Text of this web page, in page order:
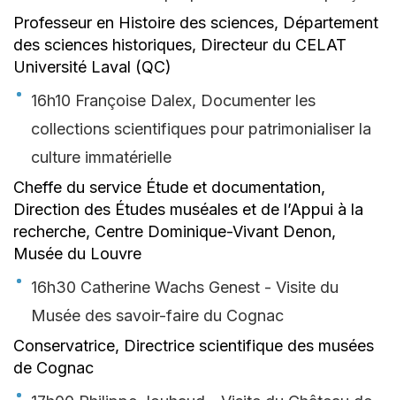
Professeur en Histoire des sciences, Département
des sciences historiques, Directeur du CELAT
Université Laval (QC)
16h10 Françoise Dalex, Documenter les
collections scientifiques pour patrimonialiser la
culture immatérielle
Cheffe du service Étude et documentation,
Direction des Études muséales et de l’Appui à la
recherche, Centre Dominique-Vivant Denon,
Musée du Louvre
16h30 Catherine Wachs Genest - Visite du
Musée des savoir-faire du Cognac
Conservatrice, Directrice scientifique des musées
de Cognac